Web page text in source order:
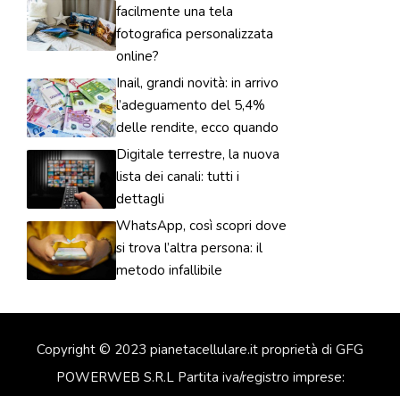
facilmente una tela
fotografica personalizzata
online?
Inail, grandi novità: in arrivo
l’adeguamento del 5,4%
delle rendite, ecco quando
Digitale terrestre, la nuova
lista dei canali: tutti i
dettagli
WhatsApp, così scopri dove
si trova l’altra persona: il
metodo infallibile
Copyright © 2023 pianetacellulare.it proprietà di GFG
POWERWEB S.R.L Partita iva/registro imprese: